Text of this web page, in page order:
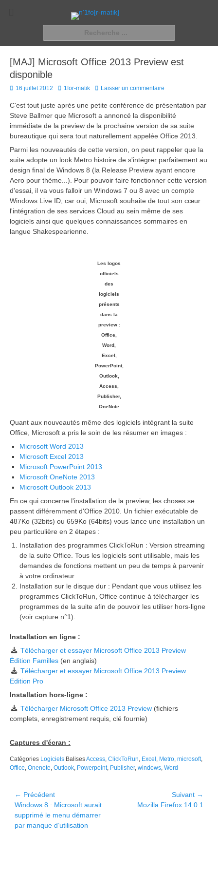
n'1fo[r-matik]
Pour les nymphos d'infos en info…
[MAJ] Microsoft Office 2013 Preview est
disponible
Posted
16 juillet 2012 Author
1for-matik Laisser un commentaire
C'est tout juste après une petite conférence de présentation par
Steve Ballmer que Microsoft a annoncé la disponibilité
immédiate de la preview de la prochaine version de sa suite
bureautique qui sera tout naturellement appelée Office 2013.
Parmi les nouveautés de cette version, on peut rappeler que la
suite adopte un look Metro histoire de s'intégrer parfaitement au
design final de Windows 8 (la Release Preview ayant encore
Aero pour thème...). Pour pouvoir faire fonctionner cette version
d'essai, il va vous falloir un Windows 7 ou 8 avec un compte
Windows Live ID, car oui, Microsoft souhaite de tout son cœur
l'intégration de ses services Cloud au sein même de ses
logiciels ainsi que quelques connaissances sommaires en
langue Shakespearienne.
Les logos
officiels
des
logiciels
présents
dans la
preview :
Office,
Word,
Excel,
PowerPoint,
Outlook,
Access,
Publisher,
OneNote
Quant aux nouveautés même des logiciels intégrant la suite
Office, Microsoft a pris le soin de les résumer en images :
Microsoft Word 2013
Microsoft Excel 2013
Microsoft PowerPoint 2013
Microsoft OneNote 2013
Microsoft Outlook 2013
En ce qui concerne l'installation de la preview, les choses se
passent différemment d'Office 2010. Un fichier exécutable de
487Ko (32bits) ou 659Ko (64bits) vous lance une installation un
peu particulière en 2 étapes :
Installation des programmes ClickToRun : Version streaming
de la suite Office. Tous les logiciels sont utilisable, mais les
demandes de fonctions mettent un peu de temps à parvenir
à votre ordinateur
Installation sur le disque dur : Pendant que vous utilisez les
programmes ClickToRun, Office continue à télécharger les
programmes de la suite afin de pouvoir les utiliser hors-ligne
(voir capture n°1).
Installation en ligne :
Télécharger et essayer Microsoft Office 2013 Preview
Édition Familles (en anglais)
Télécharger et essayer Microsoft Office 2013 Preview
Edition Pro
Installation hors-ligne :
Télécharger Microsoft Office 2013 Preview(fichiers
complets, enregistrement requis, clé fournie)
Captures d'écran :
Catégories Logiciels BalisesAccess, ClickToRun, Excel , Metro, microsoft,
Office, Onenote, Outlook, Powerpoint, Publisher, windows, Word
Navigation
de
l’article
← Précédent
Article
précédent :
Windows 8 : Microsoft aurait
supprimé le menu démarrer
par manque d’utilisation
Suivant →
Mozilla Firefox 14.0.1